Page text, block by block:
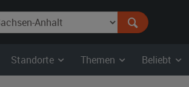
Standorte Themen Beliebt